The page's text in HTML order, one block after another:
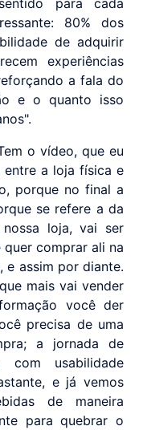
80% dos
de adquirir
experiências
a fala do
e o quanto isso
o vídeo, que eu
entre a loja física e
porque no final a
se refere a da
loja, vai ser
comprar ali na
e assim por diante.
mais vai vender
você der
precisa de uma
a jornada de
com usabilidade
e já vemos
de maneira
para quebrar o